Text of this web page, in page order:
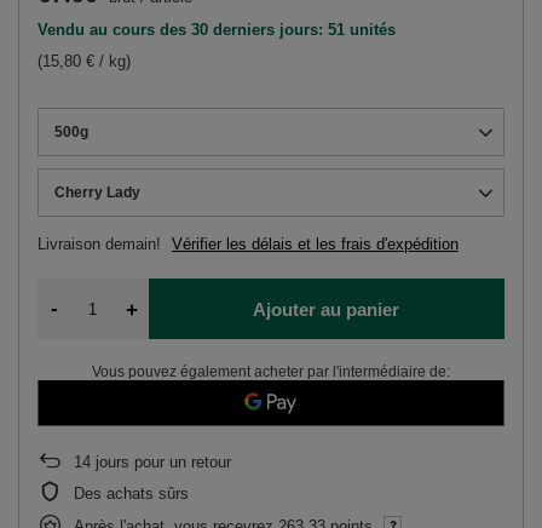
500g
Cherry Lady
Livraison demain! Vérifier les délais et les frais d'expédition
Vendu au cours des 30 derniers jours: 51 unités
(15,80 € / kg)
- + Ajouter au panier
Vous pouvez également acheter par l'intermédiaire de:
14 jours pour un retour
Des achats sûrs